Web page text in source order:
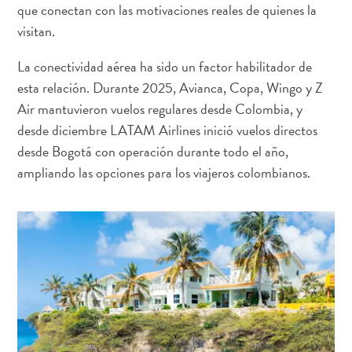
¿Por
qué
Curazao?
En
Curaçao
Aplicaciones
de
Itinerarios
Bodas
Reuniones
y
que conectan con las motivaciones reales de quienes la
visitan.
La conectividad aérea ha sido un factor habilitador de
esta relación. Durante 2025, Avianca, Copa, Wingo y Z
Air mantuvieron vuelos regulares desde Colombia, y
desde diciembre LATAM Airlines inició vuelos directos
desde Bogotá con operación durante todo el año,
ampliando las opciones para los viajeros colombianos.